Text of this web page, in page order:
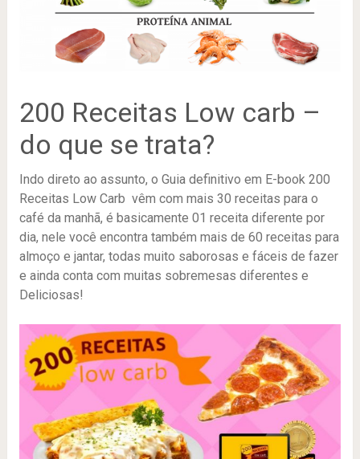
200 Receitas Low carb –
do que se trata?
Indo direto ao assunto, o Guia definitivo em E-book 200
Receitas Low Carb vêm com mais 30 receitas para o
café da manhã, é basicamente 01 receita diferente por
dia, nele você encontra também mais de 60 receitas para
almoço e jantar, todas muito saborosas e fáceis de fazer
e ainda conta com muitas sobremesas diferentes e
Deliciosas!